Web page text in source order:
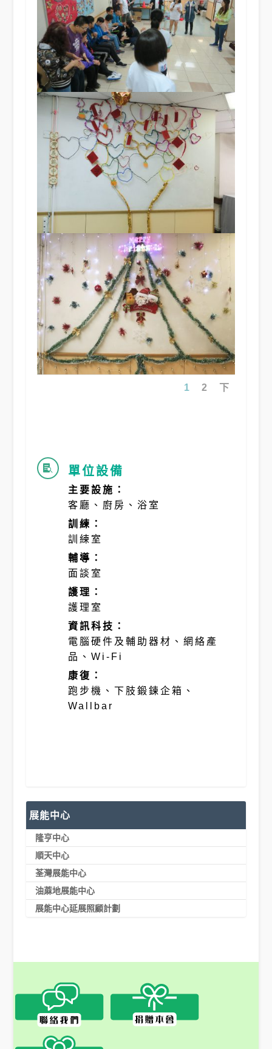
1 2 下
 單位設備
主要設施：
客廳、廚房、浴室
訓練：
訓練室
輔導：
面談室
護理：
護理室
資訊科技：
電腦硬件及輔助器材、網絡產
品、Wi-Fi
康復：
跑步機、下肢鍛鍊企箱、
Wallbar
展能中心
隆亨中心
順天中心
荃灣展能中心
油蔴地展能中心
展能中心延展照顧計劃